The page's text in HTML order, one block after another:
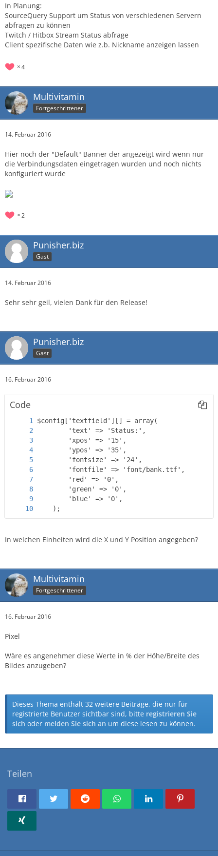
In Planung:
SourceQuery Support um Status von verschiedenen Servern
abfragen zu können
Twitch / Hitbox Stream Status abfrage
Client spezifische Daten wie z.b. Nickname anzeigen lassen
4
Multivitamin
Fortgeschrittener
14. Februar 2016
Hier noch der "Default" Banner der angezeigt wird wenn nur
die Verbindungsdaten eingetragen wurden und noch nichts
konfiguriert wurde
2
Punisher.biz
Gast
14. Februar 2016
Sehr sehr geil, vielen Dank für den Release!
Punisher.biz
Gast
16. Februar 2016
Code
    );
In welchen Einheiten wird die X und Y Position angegeben?
Multivitamin
Fortgeschrittener
16. Februar 2016
Pixel
Wäre es angenehmer diese Werte in % der Höhe/Breite des
Bildes anzugeben?
Dieses Thema enthält 32 weitere Beiträge, die nur für
registrierte Benutzer sichtbar sind, bitte registrieren Sie
sich oder melden Sie sich an um diese lesen zu können.
Teilen